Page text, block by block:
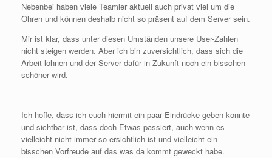
Nebenbei haben viele Teamler aktuell auch privat viel um die
Ohren und können deshalb nicht so präsent auf dem Server sein.
Mir ist klar, dass unter diesen Umständen unsere User-Zahlen
nicht steigen werden. Aber ich bin zuversichtlich, dass sich die
Arbeit lohnen und der Server dafür in Zukunft noch ein bisschen
schöner wird.
Ich hoffe, dass ich euch hiermit ein paar Eindrücke geben konnte
und sichtbar ist, dass doch Etwas passiert, auch wenn es
vielleicht nicht immer so ersichtlich ist und vielleicht ein
bisschen Vorfreude auf das was da kommt geweckt habe.